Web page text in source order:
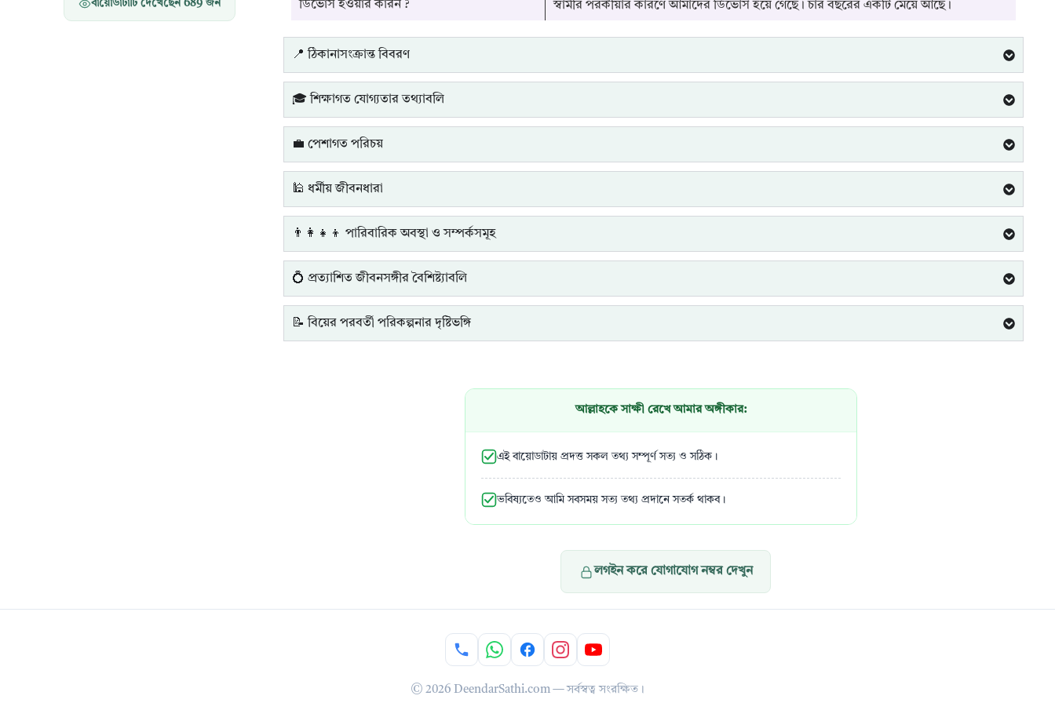
বায়োডাটাটি দেখেছেন 689 জন ডিভোর্স হওয়ার কারন ? স্বামীর পরকীয়ার কারণে আমাদের ডিভোর্স হয়ে গেছে। চার বছরের একটি মেয়ে আছে।
📍 ঠিকানাসংক্রান্ত বিবরণ
🎓 শিক্ষাগত যোগ্যতার তথ্যাবলি
💼 পেশাগত পরিচয়
🕌 ধর্মীয় জীবনধারা
👨‍👩‍👧‍👦 পারিবারিক অবস্থা ও সম্পর্কসমূহ
💍 প্রত্যাশিত জীবনসঙ্গীর বৈশিষ্ট্যাবলি
📝 বিয়ের পরবর্তী পরিকল্পনার দৃষ্টিভঙ্গি
আল্লাহকে সাক্ষী রেখে আমার অঙ্গীকার:
এই বায়োডাটায় প্রদত্ত সকল তথ্য সম্পূর্ণ সত্য ও সঠিক।
ভবিষ্যতেও আমি সবসময় সত্য তথ্য প্রদানে সতর্ক থাকব।
লগইন করে যোগাযোগ নম্বর দেখুন
© 2026 DeendarSathi.com — সর্বস্বত্ব সংরক্ষিত।